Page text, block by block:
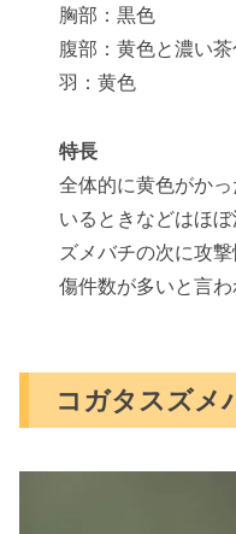
胸部：黒色
腹部：黄色と濃い
羽：黄色
特長
全体的に黄色がか
いるときなどはほ
ズメバチの次に攻
傷件数が多いと言わ
コガタスズメ